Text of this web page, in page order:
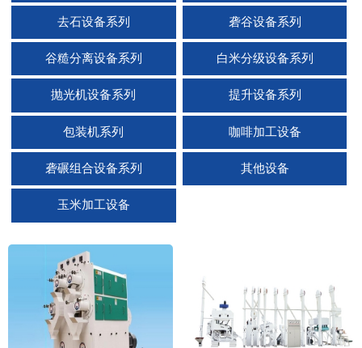
去石设备系列 砻谷设备系列
谷糙分离设备系列 白米分级设备系列
抛光机设备系列 提升设备系列
包装机系列 咖啡加工设备
砻碾组合设备系列 其他设备
玉米加工设备